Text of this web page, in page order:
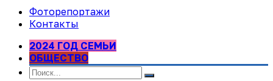
Фоторепортажи
Контакты
2024 ГОД СЕМЬИ
ОБЩЕСТВО